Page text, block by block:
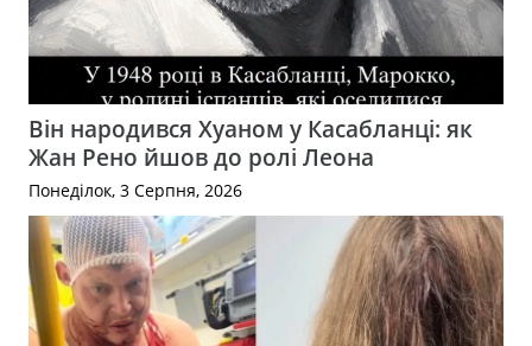
Він народився Хуаном у Касабланці: як
Жан Рено йшов до ролі Леона
Понеділок, 3 Серпня, 2026